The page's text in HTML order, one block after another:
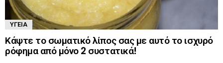
ΥΓΕΊΑ
Κάψτε το σωματικό λίπος σας με αυτό το ισχυρό
ρόφημα από μόνο 2 συστατικά!